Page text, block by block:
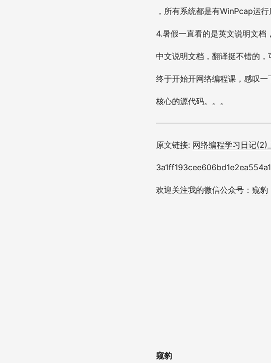
，所有系统都是有WinPcap运
4.暑假一直看的是英文说明文
中文说明文档，翻译挺不错的，
终于开始开网络编程课，感叹
核心的源代码。。。
原文链接: 网络编程学习日记
欢迎关注我的微信公众号： 窥豹
窥豹